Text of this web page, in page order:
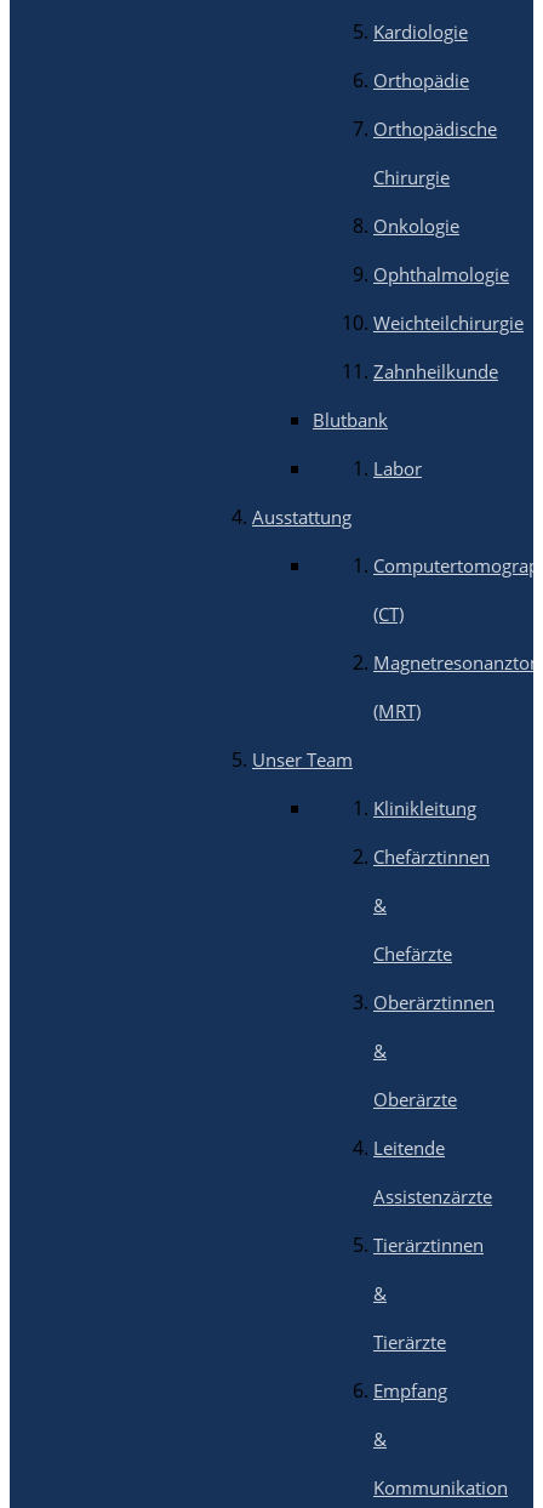
Kardiologie
Orthopädie
Orthopädische
Chirurgie
Onkologie
Ophthalmologie
Weichteilchirurgie
Zahnheilkunde
Blutbank
Labor
Ausstattung
(CT)
(MRT)
Unser Team
Klinikleitung
Chefärztinnen
&
Chefärzte
Oberärztinnen
&
Oberärzte
Leitende
Assistenzärzte
Tierärztinnen
&
Tierärzte
Empfang
&
Kommunikation